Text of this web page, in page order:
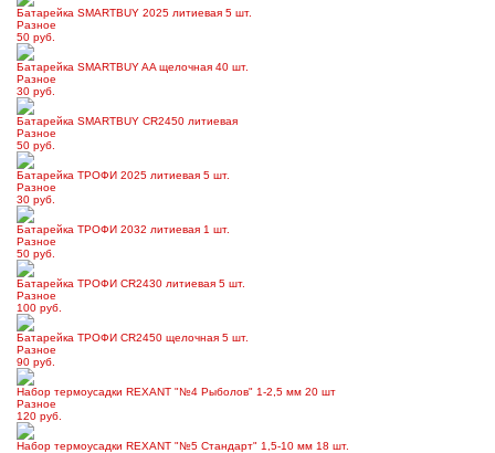
Батарейка SMARTBUY 2025 литиевая 5 шт.
Разное
50 руб.
Батарейка SMARTBUY AA щелочная 40 шт.
Разное
30 руб.
Батарейка SMARTBUY CR2450 литиевая
Разное
50 руб.
Батарейка ТРОФИ 2025 литиевая 5 шт.
Разное
30 руб.
Батарейка ТРОФИ 2032 литиевая 1 шт.
Разное
50 руб.
Батарейка ТРОФИ CR2430 литиевая 5 шт.
Разное
100 руб.
Батарейка ТРОФИ CR2450 щелочная 5 шт.
Разное
90 руб.
Набор термоусадки REXANT "№4 Рыболов" 1-2,5 мм 20 шт
Разное
120 руб.
Набор термоусадки REXANT "№5 Стандарт" 1,5-10 мм 18 шт.